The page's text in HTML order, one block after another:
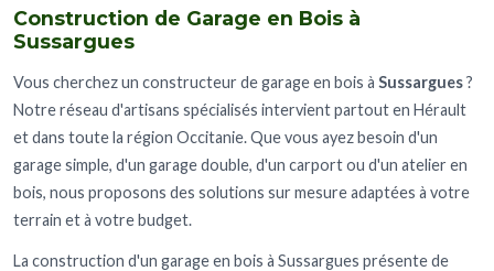
Construction de Garage en Bois à
Sussargues
Vous cherchez un constructeur de garage en bois à Sussargues?
Notre réseau d'artisans spécialisés intervient partout en Hérault
et dans toute la région Occitanie. Que vous ayez besoin d'un
garage simple, d'un garage double, d'un carport ou d'un atelier en
bois, nous proposons des solutions sur mesure adaptées à votre
terrain et à votre budget.
La construction d'un garage en bois à Sussargues présente de